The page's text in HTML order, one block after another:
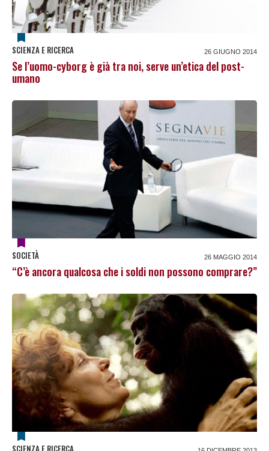
SCIENZA E RICERCA 26 GIUGNO 2014
Se l’uomo-cyborg è già tra noi, serve un’etica del post-
umano
SOCIETÀ 26 MAGGIO 2014
“C’è ancora qualcosa che i soldi non possono comprare?”